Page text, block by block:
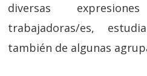
diversas
trabajadoras/es,
también de algunas